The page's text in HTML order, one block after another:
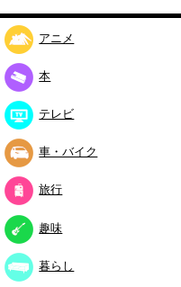
アニメ
本
テレビ
車・バイク
旅行
趣味
暮らし